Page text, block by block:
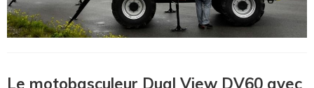
Le motobasculeur Dual View DV60 avec